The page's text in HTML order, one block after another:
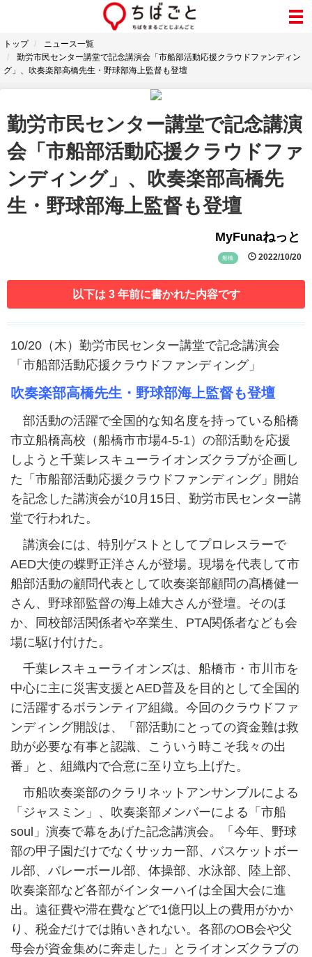
トップ
ニュース一覧
勤労市民センター講堂で記念講演会「市船部活動応援クラウドファンディン
グ」、吹奏楽部高橋先生・野球部海上監督も登壇
勤労市民センター講堂で記念講演
会「市船部活動応援クラウドファ
ンディング」、吹奏楽部高橋先
生・野球部海上監督も登壇
MyFunaねっと
船橋 2022/10/20
以下は 3 年前に書かれた内容です
10/20（木）勤労市民センター講堂で記念講演会
「市船部活動応援クラウドファンディング」
吹奏楽部高橋先生・野球部海上監督も登壇
部活動の活躍で全国的な知名度を持っている船橋
市立船橋高校（船橋市市場4-5-1）の部活動を応援
しようと千葉レスキューライオンズクラブが企画し
た「市船部活動応援クラウドファンディング」開始
を記念した講演会が10月15日、勤労市民センター講
堂で行われた。
講演会には、特別ゲストとしてプロレスラーで
AED大使の蝶野正洋さんが登場。現場を代表して市
船部活動の顧問代表として吹奏楽部顧問の髙橋健一
さん、野球部監督の海上雄大さんが登壇。そのほ
か、同校部活関係者や卒業生、PTA関係者なども会
場に駆け付けた。
千葉レスキューライオンズは、船橋市・市川市を
中心に主に災害支援とAED普及を目的として全国的
に活躍するボランティア組織。今回のクラウドファ
ンディング開設は、「部活動にとっての資金難は救
助が必要な有事と認識、こういう時こそ我々の出
番」と、組織内で合意に至り立ち上げた。
市船吹奏楽部のクラリネットアンサンブルによる
「ジャスミン」、吹奏楽部メンバーによる「市船
soul」演奏で幕をあげた記念講演会。「今年、野球
部の甲子園だけでなくサッカー部、バスケットボー
ル部、バレーボール部、体操部、水泳部、陸上部、
吹奏楽部など各部がインターハイは全国大会に進
出。遠征費や滞在費などで1億円以上の費用がかか
り、税金だけでは賄いきれない。各部のOB会や父
母会が資金集めに奔走した」とライオンズクラブの